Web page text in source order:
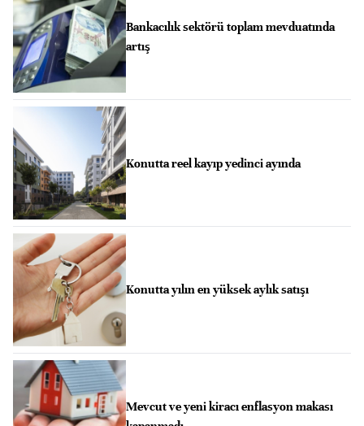
Bankacılık sektörü toplam mevduatında
artış
Konutta reel kayıp yedinci ayında
Konutta yılın en yüksek aylık satışı
Mevcut ve yeni kiracı enflasyon makası